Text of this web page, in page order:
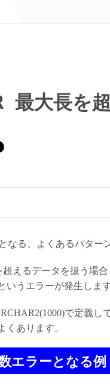
最大長を
なる、よくあるパター
えるデータを扱う場
うエラーが発生します
で定義
くあります。
エラーとなる例